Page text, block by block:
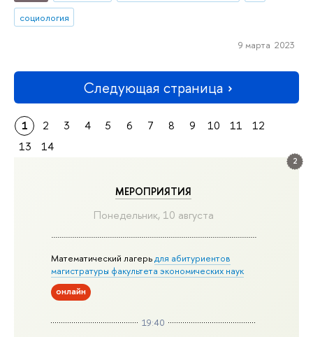
2
МЕРОПРИЯТИЯ
Понедельник, 10 августа
Математический лагерьдля абитуриентов
магистратуры факультета экономических наук
онлайн
19:40
социология
9 марта 2023
Следующая страница
1 2 3 4 5 6 7 8 9 10 11
12
13
14